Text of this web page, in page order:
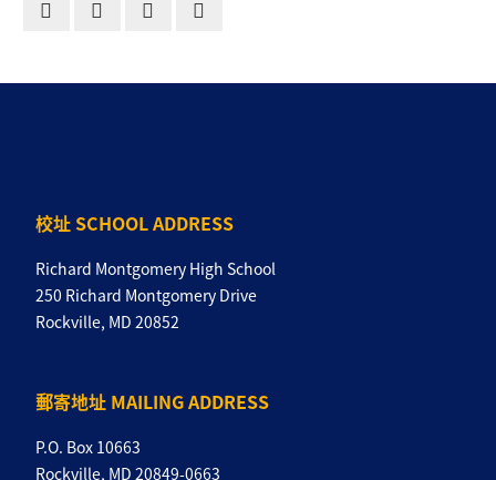
校址 SCHOOL ADDRESS
Richard Montgomery High School
250 Richard Montgomery Drive
Rockville, MD 20852
郵寄地址 MAILING ADDRESS
P.O. Box 10663
Rockville, MD 20849-0663